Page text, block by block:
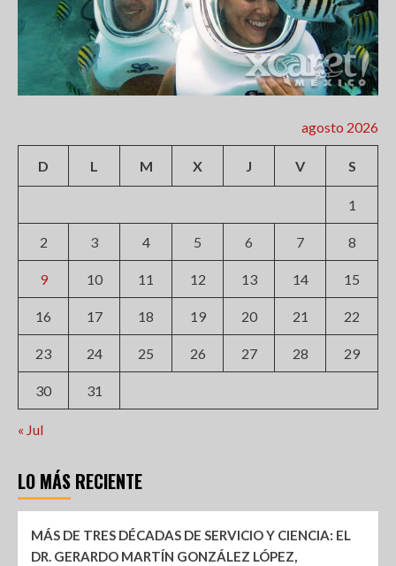
agosto 2026
D L M X J V S
1
2 3 4 5 6 7 8
9 10 11 12 13 14 15
16 17 18 19 20 21 22
23 24 25 26 27 28 29
30 31
« Jul
LO MÁS RECIENTE
MÁS DE TRES DÉCADAS DE SERVICIO Y CIENCIA: EL
DR. GERARDO MARTÍN GONZÁLEZ LÓPEZ,